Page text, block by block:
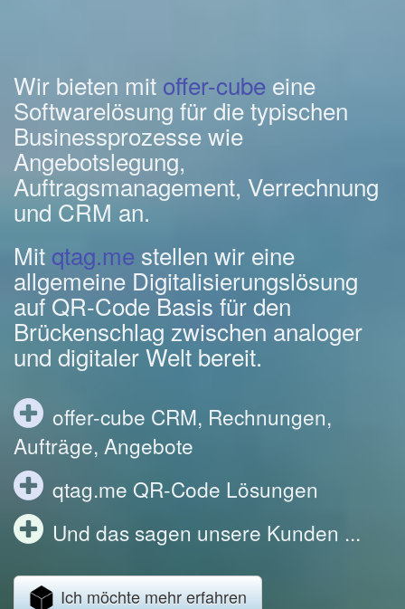
Wir bieten mit offer-cube eine
Softwarelösung für die typischen
Businessprozesse wie
Angebotslegung,
Auftragsmanagement, Verrechnung
und CRM an.
Mit qtag.me stellen wir eine
allgemeine Digitalisierungslösung
auf QR-Code Basis für den
Brückenschlag zwischen analoger
und digitaler Welt bereit.
offer-cube CRM, Rechnungen,
Aufträge, Angebote
qtag.me QR-Code Lösungen
Und das sagen unsere Kunden ...
Ich möchte mehr erfahren